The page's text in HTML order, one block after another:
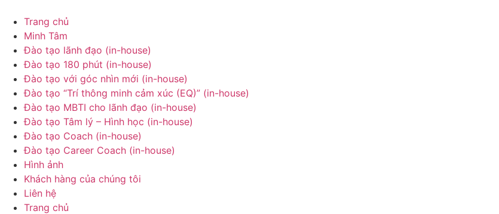
đến
dung
Trang chủ
Minh Tâm
Đào tạo lãnh đạo (in-house)
Đào tạo 180 phút (in-house)
Đào tạo với góc nhìn mới (in-house)
Đào tạo “Trí thông minh cảm xúc (EQ)” (in-house)
Đào tạo MBTI cho lãnh đạo (in-house)
Đào tạo Tâm lý – Hình học (in-house)
Đào tạo Coach (in-house)
Đào tạo Career Coach (in-house)
Hình ảnh
Khách hàng của chúng tôi
Liên hệ
Trang chủ